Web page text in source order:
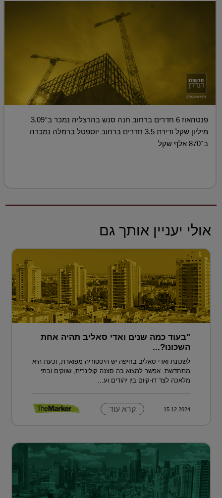
פנטהאוז 6 חדרים ברחוב חנה סנש בהרצליה נמכר ב־3.09
מיליון שקל ודירת 3.5 חדרים ברחוב יוספטל ברמלה נמכרה
ב־870 אלף שקל
אולי יעניין אותך גם
"בעוד כמה שנים ואדי סאליב תהיה אחת
השכונו?...
לשכונת ואדי סאליב בחיפה יש היסטוריה מפוארת, וכעת היא
מתחדשת. אפשר למצוא בה סצנה קולינרית, שווקים ובתי
מלאכה לצד דו-קיום בין יהודים וע...
15.12.2024 קרא עוד